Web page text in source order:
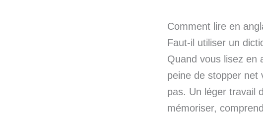
Comment lire en
Faut-il utiliser un
Quand vous lisez en
peine de stopper net
pas. Un léger travail
mémoriser,